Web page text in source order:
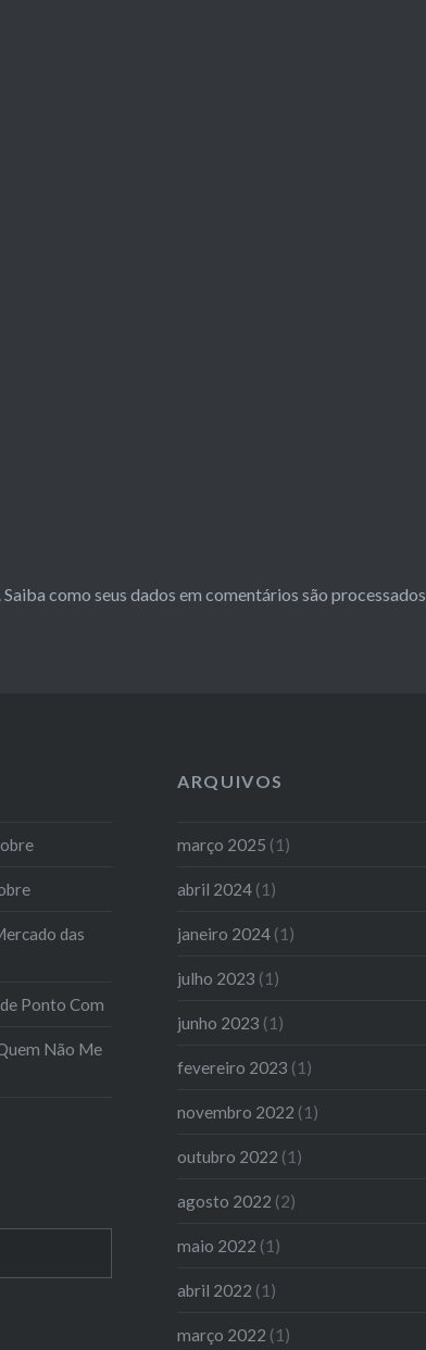
Saiba como seus dados em comentários são processados
das
Ponto Com
Não Me
ARQUIVOS
março 2025 (1)
abril 2024 (1)
janeiro 2024 (1)
julho 2023 (1)
junho 2023 (1)
fevereiro 2023 (1)
novembro 2022 (1)
outubro 2022 (1)
agosto 2022 (2)
maio 2022 (1)
abril 2022 (1)
março 2022 (1)